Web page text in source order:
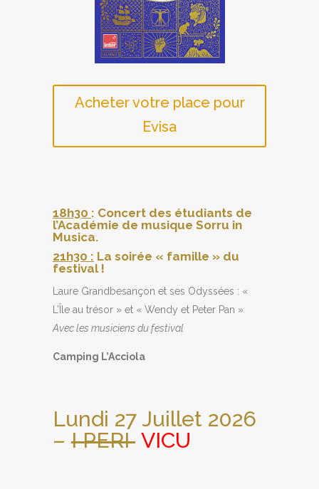
Acheter votre place pour
Evisa
18h30 : Concert des étudiants de
l’Académie de musique Sorru in
Musica.
21h30 : La soirée « famille » du
festival !
Laure Grandbesançon et ses Odyssées : «
L’Île au trésor » et « Wendy et Peter Pan »
Avec les musiciens du festival
Camping L’Acciola
Lundi 27 Juillet 2026
– I PERI VICU